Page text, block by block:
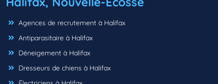
Agences de recrutement à Halifax
Antiparasitaire à Halifax
Déneigement à Halifax
Dresseurs de chiens à Halifax